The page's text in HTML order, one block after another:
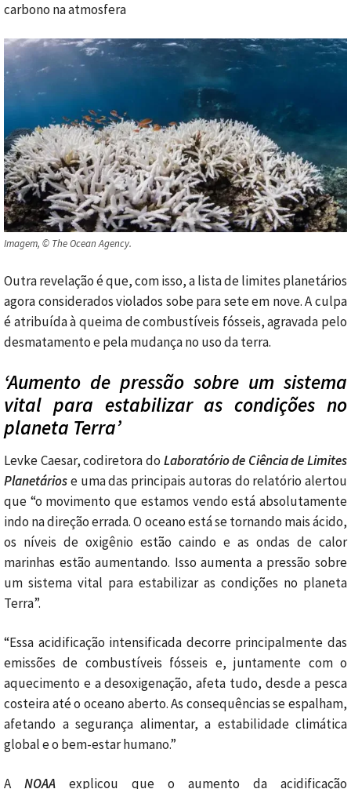
carbono na atmosfera
Imagem, © The Ocean Agency.
Outra revelação é que, com isso, a lista de limites planetários
agora considerados violados sobe para sete em nove. A culpa
é atribuída à queima de combustíveis fósseis, agravada pelo
desmatamento e pela mudança no uso da terra.
‘Aumento de pressão sobre um sistema
vital para estabilizar as condições no
planeta Terra’
Levke Caesar, codiretora do Laboratório de Ciência de Limites
Planetáriose uma das principais autoras do relatório alertou
que “o movimento que estamos vendo está absolutamente
indo na direção errada. O oceano está se tornando mais ácido,
os níveis de oxigênio estão caindo e as ondas de calor
marinhas estão aumentando. Isso aumenta a pressão sobre
um sistema vital para estabilizar as condições no planeta
Terra”.
“Essa acidificação intensificada decorre principalmente das
emissões de combustíveis fósseis e, juntamente com o
aquecimento e a desoxigenação, afeta tudo, desde a pesca
costeira até o oceano aberto. As consequências se espalham,
afetando a segurança alimentar, a estabilidade climática
global e o bem-estar humano.”
A NOAA explicou que o aumento da acidificação